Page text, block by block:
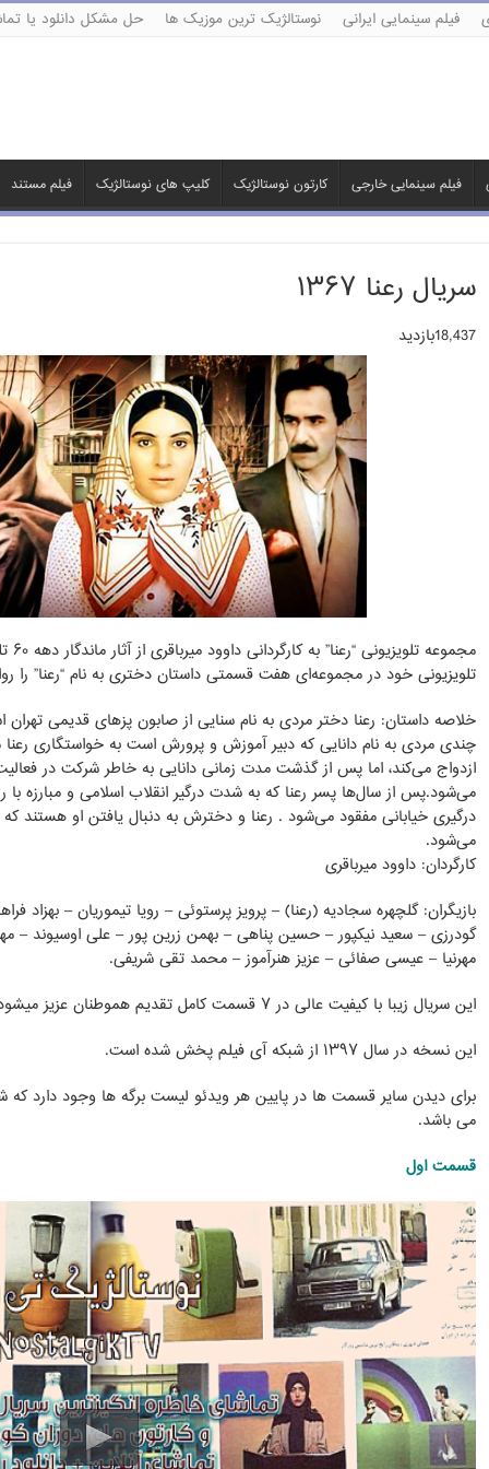
فیلم سینمایی ایرانی نوستالژیک ترین موزیک ها حل مشکل دانلود یا
فیلم سینمایی خارجی کارتون نوستالژیک کلیپ های نوستالژیک فیلم مستند
سریال رعنا ۱۳۶۷
18,437بازدید
تلویزیونی خود در مجموعه‌ای هفت قسمتی داستان دختری به نام “رعنا” را
خلاصه داستان: رعنا دختر مردی به نام سنایی از صابون پزهای قدیمی تهران
چندی مردی به نام دانایی که دبیر آموزش و پرورش است به خواستگاری
ازدواج می‌کند، اما پس از گذشت مدت زمانی دانایی به خاطر شرکت در
درگیری خیابانی مفقود می‌شود . رعنا و دخترش به دنبال یافتن او هستند که
می‌شود.
کارگردان: داوود میرباقری
بازیگران: گلچهره سجادیه (رعنا) – پرویز پرستوئی – رویا تیموریان – بهزاد
گودرزی – سعید نیکپور – حسین پناهی – بهمن زرین پور – علی اوسیوند –
مهرنیا – عیسی صفائی – عزیز هنرآموز – محمد تقی شریفی.
این سریال زیبا با کیفیت عالی در ۷ قسمت کامل تقدیم هموطنان عزیز میشود.
این نسخه در سال ۱۳۹۷ از شبکه آی فیلم پخش شده است.
برای دیدن سایر قسمت ها در پایین هر ویدئو لیست برگه ها وجود دارد
می باشد.
قسمت اول